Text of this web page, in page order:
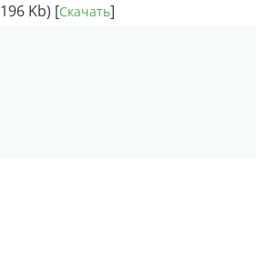
Kb) [Скачать]